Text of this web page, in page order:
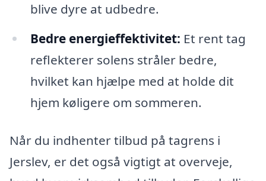
blive dyre at udbedre.
Bedre energieffektivitet: Et rent tag
reflekterer solens stråler bedre,
hvilket kan hjælpe med at holde dit
hjem køligere om sommeren.
Når du indhenter tilbud på tagrens i
Jerslev, er det også vigtigt at overveje,